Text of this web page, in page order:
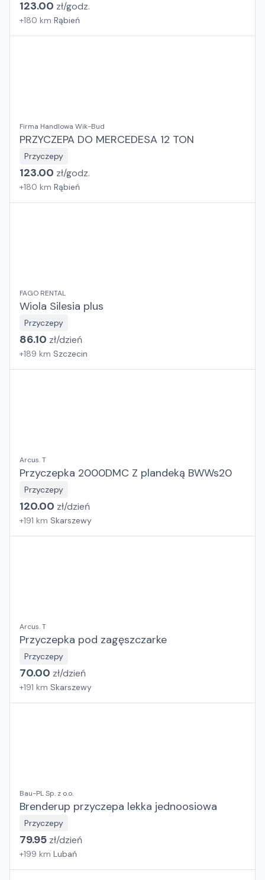
123.00 zł/godz.
+180 km Rąbień
Firma Handlowa Wik-Bud
PRZYCZEPA DO MERCEDESA 12 TON
Przyczepy
123.00 zł/godz.
+180 km Rąbień
FAGO RENTAL
Wiola Silesia plus
Przyczepy
86.10 zł/dzień
+189 km Szczecin
Arcus. T
Przyczepka 2000DMC Z plandeką BWWs20
Przyczepy
120.00 zł/dzień
+191 km Skarszewy
Arcus. T
Przyczepka pod zagęszczarke
Przyczepy
70.00 zł/dzień
+191 km Skarszewy
Bau-PL Sp. z o.o.
Brenderup przyczepa lekka jednoosiowa
Przyczepy
79.95 zł/dzień
+199 km Lubań